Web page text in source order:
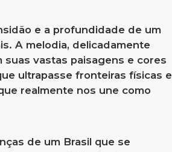
e a profundidade de um
A melodia, delicadamente
vastas paisagens e cores
ultrapasse fronteiras físicas e
realmente nos une como
de um Brasil que se